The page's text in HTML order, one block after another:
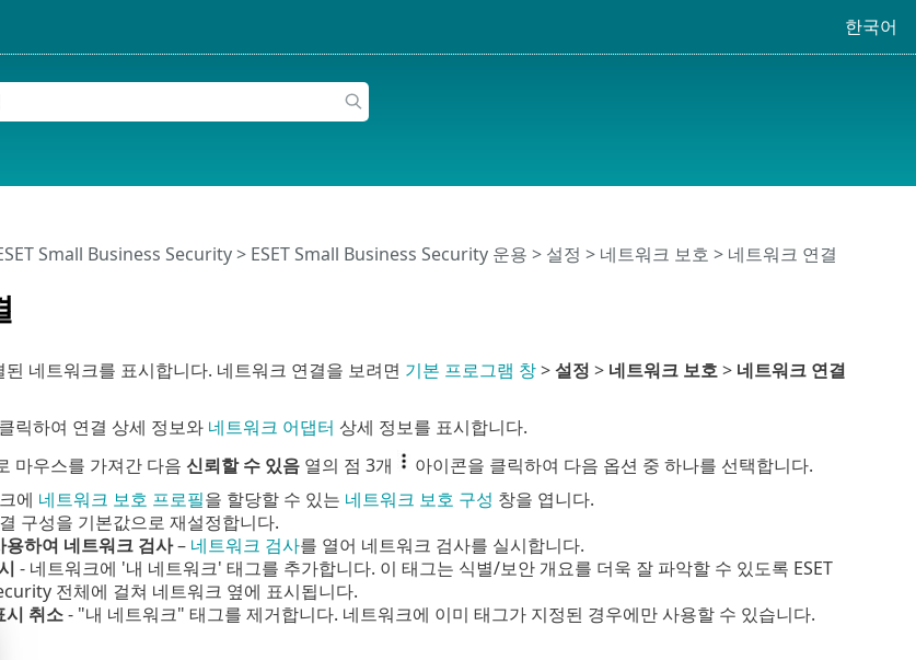
한국어
Small Business Security> ESET Small Business Security 운용 > 설정 > 네트워크 보호 > 네트워크 연결
네트워크를 표시합니다. 네트워크 연결을 보려면 기본 프로그램 창>설정 > 네트워크 보호> 네트워크 연결
릭하여 연결 상세 정보와 네트워크 어댑터 상세 정보를 표시합니다.
마우스를 가져간 다음 신뢰할 수 있음열의 점 3개 아이콘을 클릭하여 다음 옵션 중 하나를 선택합니다.
에 네트워크 보호 프로필을 할당할 수 있는 네트워크 보호 구성 창을 엽니다.
구성을 기본값으로 재설정합니다.
하여 네트워크 검사– 네트워크 검사를 열어 네트워크 검사를 실시합니다.
- 네트워크에 '내 네트워크' 태그를 추가합니다. 이 태그는 식별/보안 개요를 더욱 잘 파악할 수 있도록 ESET
전체에 걸쳐 네트워크 옆에 표시됩니다.
취소- "내 네트워크" 태그를 제거합니다. 네트워크에 이미 태그가 지정된 경우에만 사용할 수 있습니다.